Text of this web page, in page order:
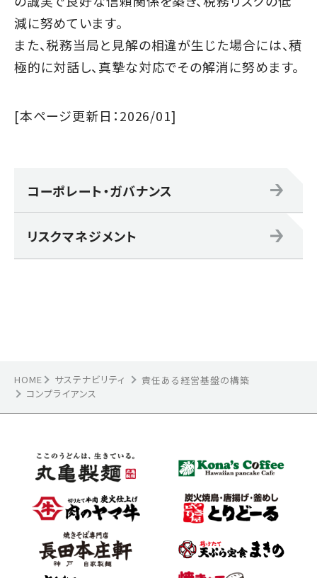
減に努めています。
また、税務当局と見解の相違が生じた場合には、積
極的に対話し、真摯な対応でその解消に努めます。
[本ページ更新日：2026/01]
コーポレート・ガバナンス
リスクマネジメント
HOME サステナビリティ
責任ある経営基盤の構築
コンプライアンス